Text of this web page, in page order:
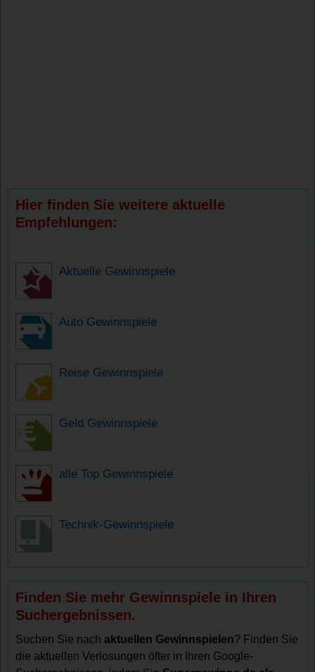
Hier finden Sie weitere aktuelle
Empfehlungen:
Aktuelle Gewinnspiele
Auto Gewinnspiele
Reise Gewinnspiele
Geld Gewinnspiele
alle Top Gewinnspiele
Technik-Gewinnspiele
Finden Sie mehr Gewinnspiele in Ihren
Suchergebnissen.
Suchen Sie nachaktuellen Gewinnspielen? Finden Sie
die aktuellen Verlosungen öfter in Ihren Google-